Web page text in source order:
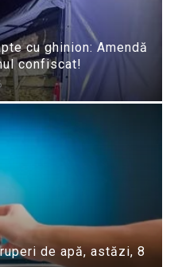
cu ghinion: Amendă
confiscat!
de apă, astăzi, 8